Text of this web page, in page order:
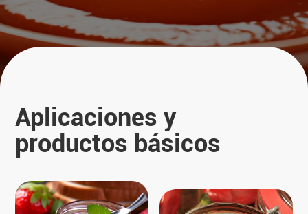
Aplicaciones y
productos básicos